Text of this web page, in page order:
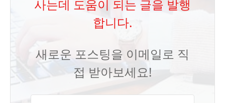
사는데 도움이 되는 글을 발행
합니다.
새로운 포스팅을 이메일로 직
접 받아보세요!